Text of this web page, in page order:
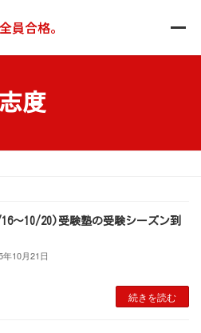
員合格。
志度
～10/20)受験塾の受験シーズン到
年10月21日
続きを読む